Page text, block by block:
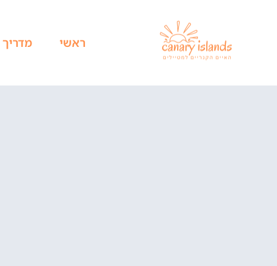
ראשי מדריך